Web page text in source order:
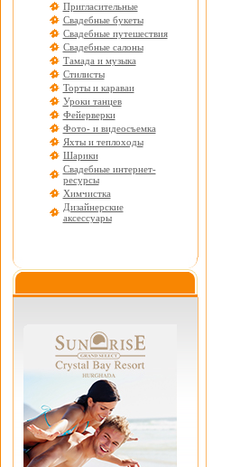
Пригласительные
Свадебные букеты
Свадебные путешествия
Свадебные салоны
Тамада и музыка
Стилисты
Торты и караваи
Уроки танцев
Фейерверки
Фото- и видеосъемка
Яхты и теплоходы
Шарики
Свадебные интернет-
ресурсы
Химчистка
Дизайнерские
аксессуары